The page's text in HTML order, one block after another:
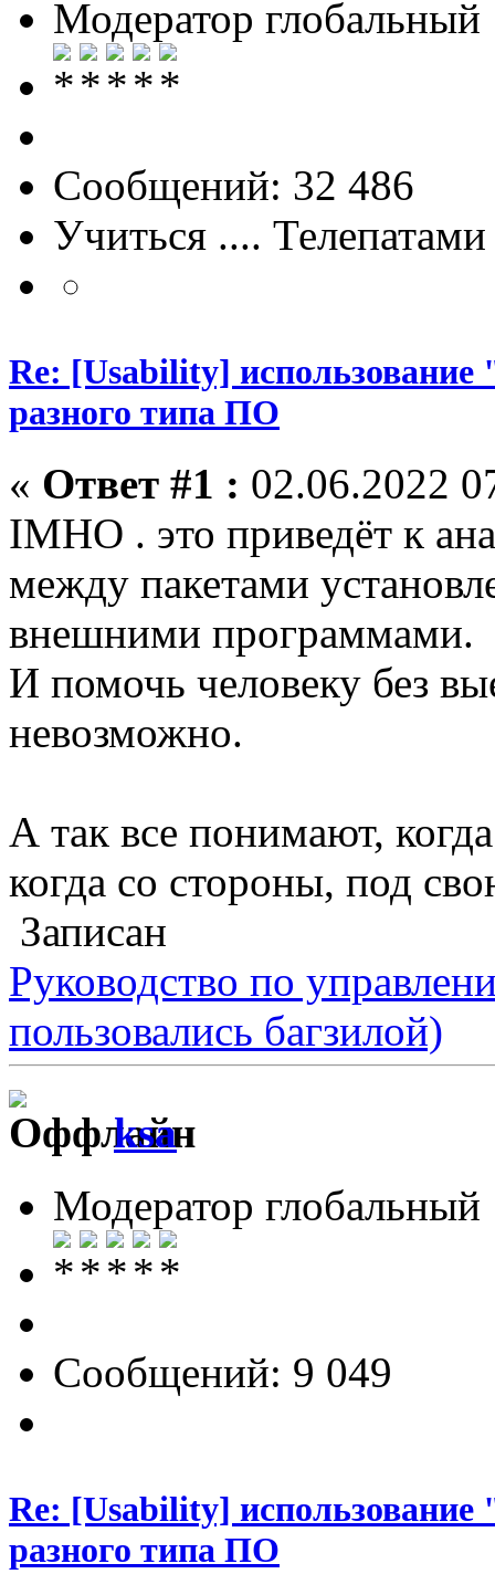
Модератор глобальный
Сообщений: 32 486
Учиться ....
Re: [Usability] использование
разного типа ПО
« Ответ #1 : 02.06.2022
IMHO . это приведёт к
между пакетами
внешними программами.
И помочь человеку без
невозможно.
А так все понимают,
когда со стороны, под
Записан
Руководство по
пользовались багзилой)
ksa
Модератор глобальный
Сообщений: 9 049
Re: [Usability] использование
разного типа ПО